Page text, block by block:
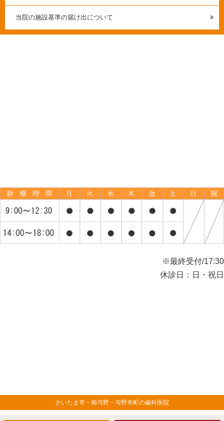
当院の施設基準の届け出について
※最終受付/17:30
休診日：日・祝日
さいたま市・南与野・与野本町の歯科医院